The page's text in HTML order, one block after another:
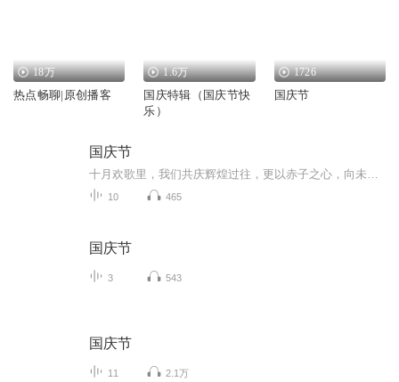
18万
热点畅聊|原创播客
1.6万
国庆特辑（国庆节快
乐）
1726
国庆节
国庆节
10 465
国庆节
3 543
国庆节
11 2.1万